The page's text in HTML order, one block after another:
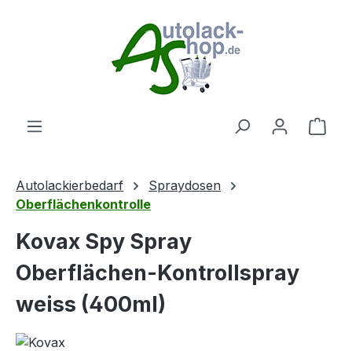
Autolackierbedarf
Spraydosen
Oberflächenkontrolle
Kovax Spy Spray
Oberflächen-Kontrollspray
weiss (400ml)